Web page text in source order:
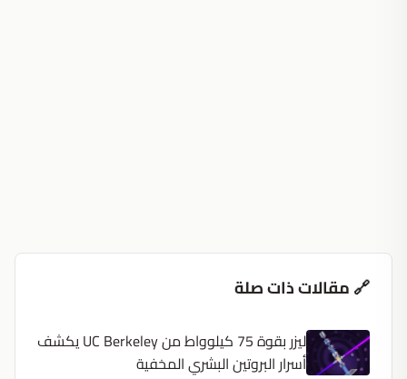
🔗 مقالات ذات صلة
ليزر بقوة 75 كيلوواط من UC Berkeley يكشف
أسرار البروتين البشري المخفية